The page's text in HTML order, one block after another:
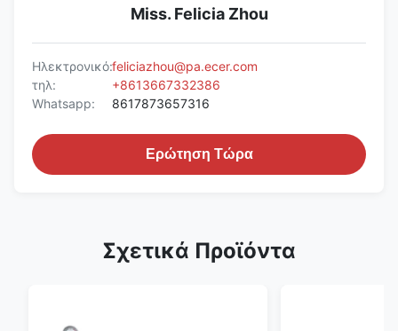
Miss. Felicia Zhou
Ηλεκτρονικό:feliciazhou@pa.ecer.com
τηλ:
+8613667332386
Whatsapp:
8617873657316
Ερώτηση Τώρα
Σχετικά Προϊόντα